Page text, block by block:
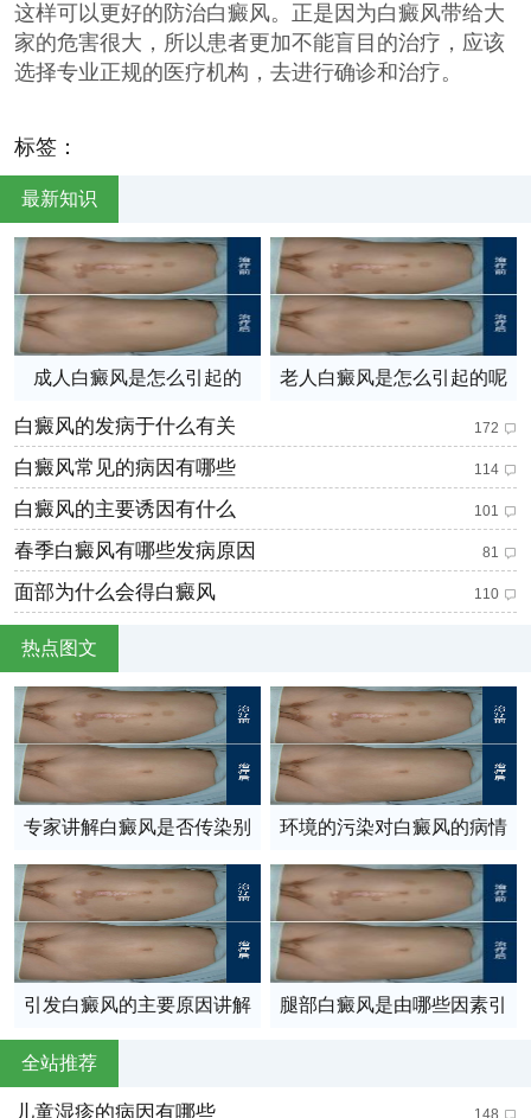
这样可以更好的防治白癜风。正是因为白癜风带给大
家的危害很大，所以患者更加不能盲目的治疗，应该
选择专业正规的医疗机构，去进行确诊和治疗。
标签：
最新知识
成人白癜风是怎么引起的 老人白癜风是怎么引起的呢
白癜风的发病于什么有关 172
白癜风常见的病因有哪些 114
白癜风的主要诱因有什么 101
春季白癜风有哪些发病原因 81
面部为什么会得白癜风 110
热点图文
专家讲解白癜风是否传染别
人呢？
环境的污染对白癜风的病情
有影响吗
引发白癜风的主要原因讲解
腿部白癜风是由哪些因素引
全站推荐
儿童湿疹的病因有哪些 148